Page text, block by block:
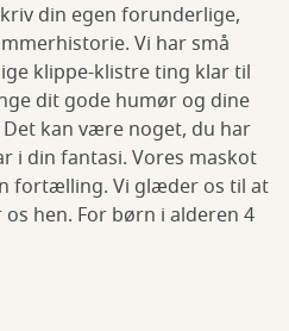
din egen forunderlige,
Vi har små
klippe-klistre ting klar til
dit gode humør og dine
kan være noget, du har
i din fantasi. Vores maskot
fortælling. Vi glæder os til at
hen. For børn i alderen 4